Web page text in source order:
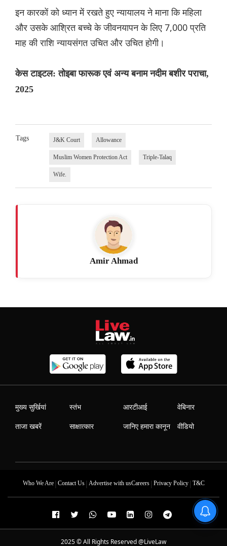
इन कारकों को ध्यान में रखते हुए न्यायालय ने माना कि महिला
और उसके आश्रित बच्चे के जीवनयापन के लिए 7,000 प्रति
माह की राशि न्यायसंगत उचित और उचित होगी।
केस टाइटल: तोइबा फारूक एवं अन्य बनाम नदीम बशीर पराचा,
2025
Tags J&K Court Allowance
Muslim Women Protection Act Triple-Talaq
Wife.
Amir Ahmad
मुख्य सुर्खियां
ताजा खबरें
स्तंभ
साक्षात्कार
आरटीआई
जानिए हमारा कानून
वेबिनार
वीडियो
Who We Are| Contact Us| Advertise with usCareers| Privacy Policy| T&C
2025 © All Rights Reserved @LiveLaw